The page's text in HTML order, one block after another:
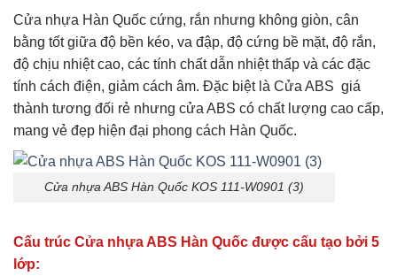
Cửa nhựa Hàn Quốc cứng, rắn nhưng không giòn, cân
bằng tốt giữa độ bền kéo, va đập, độ cứng bề mặt, độ rắn,
độ chịu nhiệt cao, các tính chất dẫn nhiệt thấp và các đặc
tính cách điện, giảm cách âm. Đặc biệt là Cửa ABS giá
thành tương đối rẻ nhưng cửa ABS có chất lượng cao cấp,
mang vẻ đẹp hiện đại phong cách Hàn Quốc.
Cửa nhựa ABS Hàn Quốc KOS 111-W0901 (3)
Cấu trúc Cửa nhựa ABS Hàn Quốc được cấu tạo bởi 5
lớp: